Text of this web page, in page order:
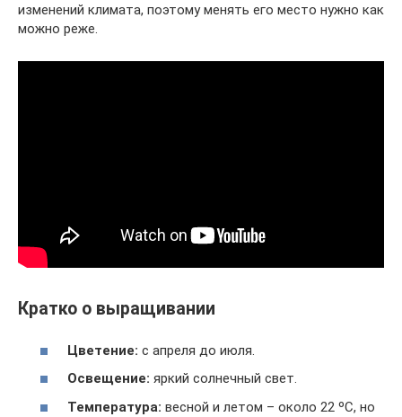
изменений климата, поэтому менять его место нужно как
можно реже.
Кратко о выращивании
Цветение: с апреля до июля.
Освещение: яркий солнечный свет.
Температура: весной и летом – около 22 ºC, но